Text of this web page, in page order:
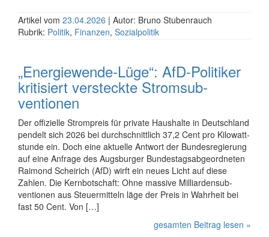
Artikel vom 23.04.2026 | Autor: Bruno Stubenrauch
Rubrik: Politik, Finanzen, Sozialpolitik
„Energiewende-Lüge“: AfD-Politiker
kritisiert versteckte Strom­sub­
ventionen
Der offizielle Strompreis für private Haus­halte in Deutsch­land
pendelt sich 2026 bei durch­schnitt­lich 37,2 Cent pro Kilo­watt­
stunde ein. Doch eine aktuelle Antwort der Bundes­regierung
auf eine Anfrage des Augsburger Bundes­tags­ab­ge­ordneten
Raimond Scheirich (AfD) wirft ein neues Licht auf diese
Zahlen. Die Kern­botschaft: Ohne massive Milli­arden­sub­
ventionen aus Steuer­mitteln läge der Preis in Wahrheit bei
fast 50 Cent. Von […]
gesamten Beitrag lesen »